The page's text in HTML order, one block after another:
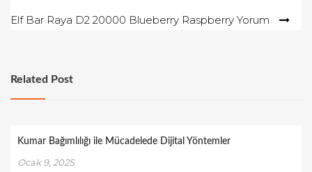
Elf Bar Raya D2 20000 Blueberry Raspberry Yorum
Related Post
Kumar Bağımlılığı ile Mücadelede Dijital Yöntemler
Ocak 9, 2025